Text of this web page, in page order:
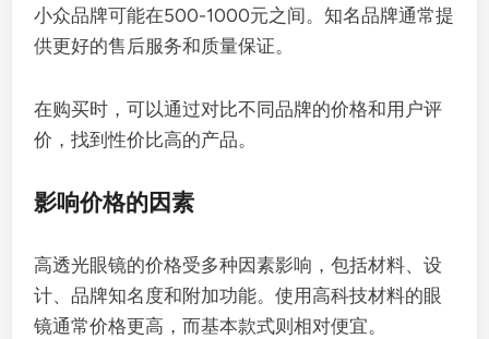
小众品牌可能在500-1000元之间。知名品牌通常提
供更好的售后服务和质量保证。
在购买时，可以通过对比不同品牌的价格和用户评
价，找到性价比高的产品。
影响价格的因素
高透光眼镜的价格受多种因素影响，包括材料、设
计、品牌知名度和附加功能。使用高科技材料的眼
镜通常价格更高，而基本款式则相对便宜。